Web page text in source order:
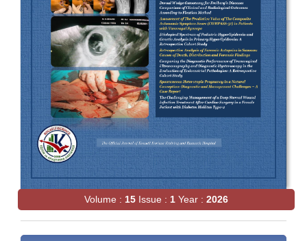
Volume : 15Issue : 1Year : 2026